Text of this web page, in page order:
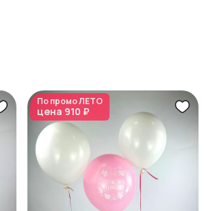
По промоЛЕТО
цена 910 ₽